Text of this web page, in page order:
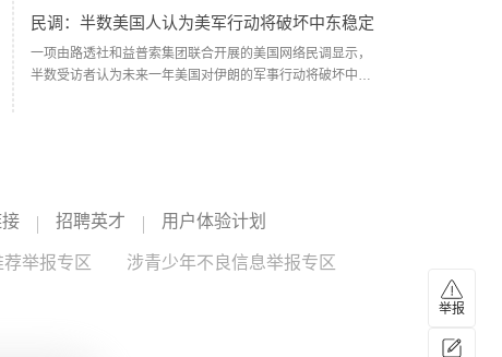
恒运鸿途运输有限公司、北京金地顺平商贸有限公司、北京
顺兴弘建筑工程有限公司、北京雪艳道路运输有限公司、北
京紫喆建筑工程有限公司、北京祥字通达科技有限公司、北
出具体要求。警示各货运企业，要举一反三，坚定安全管理
施，抓实车辆和驾驶人运营管控，提升交通安全风险防范效
民调：半数美国人认为美军行动将破坏中东稳定
一项由路透社和益普索集团联合开展的美国网络民调显示，
半数受访者认为未来一年美国对伊朗的军事行动将破坏中东
寒武纪公告，2026年上半年营业收入59.96亿元，同比增长
108.13%。归属于上市公司股东的净利润23.11亿元，同比增
长122.61%，上年同期净利润10.38亿元。扣非净利润21.66
寒武纪
招聘英才 用户体验计划
举报专区
涉青少年不良信息举报专区
举报